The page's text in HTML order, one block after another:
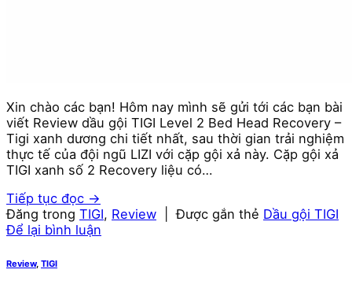
Xin chào các bạn! Hôm nay mình sẽ gửi tới các bạn bài
viết Review dầu gội TIGI Level 2 Bed Head Recovery –
Tigi xanh dương chi tiết nhất, sau thời gian trải nghiệm
thực tế của đội ngũ LIZI với cặp gội xả này. Cặp gội xả
TIGI xanh số 2 Recovery liệu có…
Tiếp tục đọc →
Đăng trong TIGI, Review Được gắn thẻ Dầu gội TIGI
Để lại bình luận
Review, TIGI